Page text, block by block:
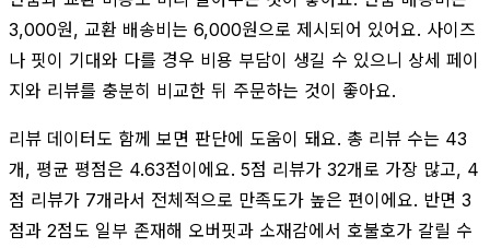
3,000원, 교환 배송비는 6,000원으로 제시되어 있어요. 사이즈
나 핏이 기대와 다를 경우 비용 부담이 생길 수 있으니 상세 페이
지와 리뷰를 충분히 비교한 뒤 주문하는 것이 좋아요.
리뷰 데이터도 함께 보면 판단에 도움이 돼요. 총 리뷰 수는 43
개, 평균 평점은 4.63점이에요. 5점 리뷰가 32개로 가장 많고, 4
점 리뷰가 7개라서 전체적으로 만족도가 높은 편이에요. 반면 3
점과 2점도 일부 존재해 오버핏과 소재감에서 호불호가 갈릴 수